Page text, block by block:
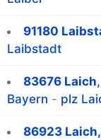
91180
Laibstadt
83676 Laich
Bayern - plz
86923